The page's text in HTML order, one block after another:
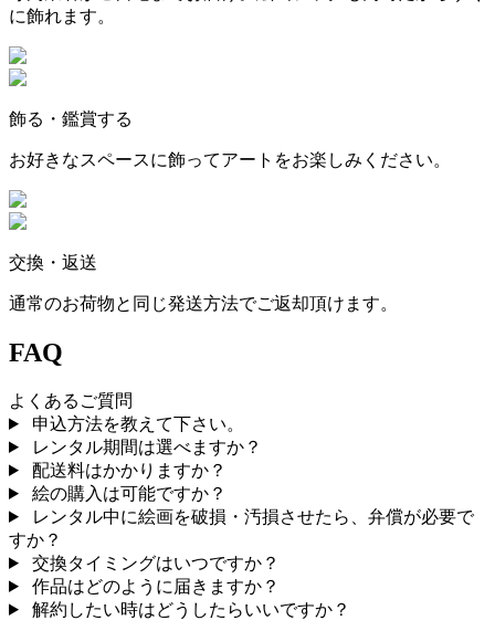
に飾れます。
飾る・鑑賞する
お好きなスペースに飾ってアートをお楽しみください。
交換・返送
通常のお荷物と同じ発送方法でご返却頂けます。
FAQ
よくあるご質問
申込方法を教えて下さい。
レンタル期間は選べますか？
配送料はかかりますか？
絵の購入は可能ですか？
レンタル中に絵画を破損・汚損させたら、弁償が必要で
すか？
交換タイミングはいつですか？
作品はどのように届きますか？
解約したい時はどうしたらいいですか？